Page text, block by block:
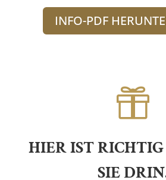
INFO-PDF

HIER IST
SIE